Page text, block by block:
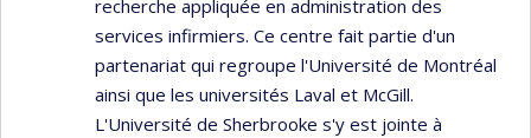
recherche appliquée en administration des
services infirmiers. Ce centre fait partie d'un
partenariat qui regroupe l'Université de Montréal
ainsi que les universités Laval et McGill.
L'Université de Sherbrooke s'y est jointe à